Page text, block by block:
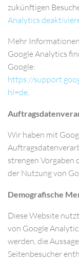
zukünftigen
Analytics
Mehr
Google Analytics
Google:
https://
hl=de.
Wir haben mit
strengen Vorgaben
der Nutzung von
Demografische
Diese Website
von Google
werden, die
Seitenbesucher